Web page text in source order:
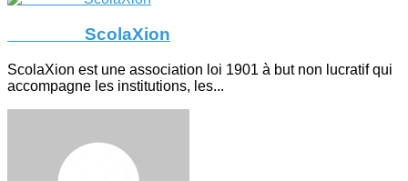
ScolaXion
ScolaXion est une association loi 1901 à but non lucratif qui
accompagne les institutions, les...